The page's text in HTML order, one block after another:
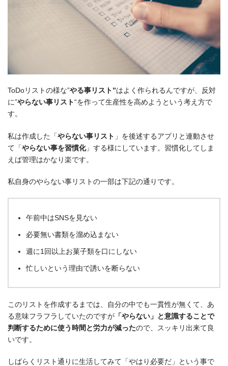
ToDoリストの様な”やる事リスト”はよく作られるんですが、反対
に”やらない事リスト“を作って生産性を高めようという考え方で
す。
私は作成した「やらない事リスト 」を後述するアプリと連動させ
て「やらない事を習慣化」する様にしています。習慣化してしま
えば管理はかなり楽です。
私自身のやらない事リストの一部は下記の通りです。
午前中はSNSを見ない
必要無い書類を溜め込まない
週に1回以上お菓子類を口にしない
忙しいという理由で誘いを断らない
このリストを作成するまでは、自分の中でも一貫性が無くて、あ
る意味フラフラしていたのですが 「やらない」と意識することで
判断するために使う時間と労力が減ったので、スッキリ出来て良
いです。
しばらくリスト通りに生活してみて「やはり必要だ」という事で